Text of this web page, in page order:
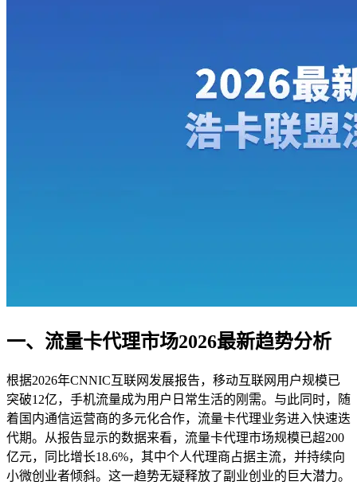
一、流量卡代理市场2026最新趋势分析
根据2026年CNNIC互联网发展报告，移动互联网用户规模已
突破12亿，手机流量成为用户日常生活的刚需。与此同时，随
着国内通信运营商的多元化合作，流量卡代理业务进入快速迭
代期。从报告显示的数据来看，流量卡代理市场规模已超200
亿元，同比增长18.6%，其中个人代理商占据主流，并持续向
小微创业者倾斜。这一趋势无疑释放了副业创业的巨大潜力。